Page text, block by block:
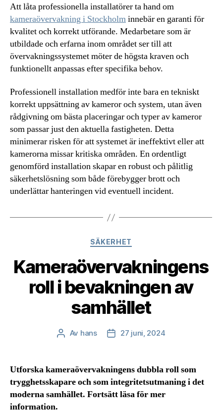
Att låta professionella installatörer ta hand om
kameraövervakning i Stockholminnebär en garanti för
kvalitet och korrekt utförande. Medarbetare som är
utbildade och erfarna inom området ser till att
övervakningssystemet möter de högsta kraven och
funktionellt anpassas efter specifika behov.
Professionell installation medför inte bara en tekniskt
korrekt uppsättning av kameror och system, utan även
rådgivning om bästa placeringar och typer av kameror
som passar just den aktuella fastigheten. Detta
minimerar risken för att systemet är ineffektivt eller att
kamerorna missar kritiska områden. En ordentligt
genomförd installation skapar en robust och pålitlig
säkerhetslösning som både förebygger brott och
underlättar hanteringen vid eventuell incident.
Kategorier
SÄKERHET
Kameraövervakningens
roll i bevakningen av
samhället
Inläggsförfattare
Av hans Inläggsdatum
27 juni, 2024
Utforska kameraövervakningens dubbla roll som
trygghetsskapare och som integritetsutmaning i det
moderna samhället. Fortsätt läsa för mer
information.